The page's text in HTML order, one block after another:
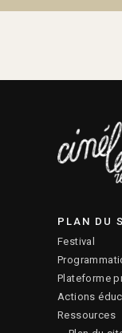
PLAN DU
Festival
Plateforme
Actions
Ressources